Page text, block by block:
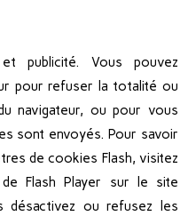
publicité. Vous pouvez
pour refuser la totalité ou
navigateur, ou pour vous
sont envoyés. Pour savoir
de cookies Flash, visitez
Flash Player sur le site
désactivez ou refusez les